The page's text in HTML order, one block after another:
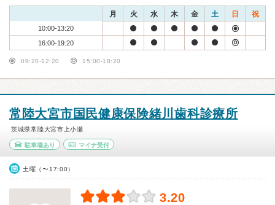
月 火 水 木 金 土 日 祝
10:00-13:20
16:00-19:20
09:20-12:20 15:00-18:20
常陸大宮市国民健康保険緒川歯科診療所
茨城県常陸大宮市上小瀬
駐車場あり マイナ受付
土曜（〜17:00）
3.20